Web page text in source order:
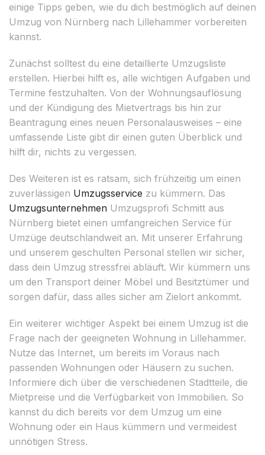
einige Tipps geben, wie du dich bestmöglich auf deinen
Umzug von Nürnberg nach Lillehammer vorbereiten
kannst.
Zunächst solltest du eine detaillierte Umzugsliste
erstellen. Hierbei hilft es, alle wichtigen Aufgaben und
Termine festzuhalten. Von der Wohnungsauflösung
und der Kündigung des Mietvertrags bis hin zur
Beantragung eines neuen Personalausweises – eine
umfassende Liste gibt dir einen guten Überblick und
hilft dir, nichts zu vergessen.
Des Weiteren ist es ratsam, sich frühzeitig um einen
zuverlässigen Umzugsservice zu kümmern. Das
Umzugsunternehmen Umzugsprofi Schmitt aus
Nürnberg bietet einen umfangreichen Service für
Umzüge deutschlandweit an. Mit unserer Erfahrung
und unserem geschulten Personal stellen wir sicher,
dass dein Umzug stressfrei abläuft. Wir kümmern uns
um den Transport deiner Möbel und Besitztümer und
sorgen dafür, dass alles sicher am Zielort ankommt.
Ein weiterer wichtiger Aspekt bei einem Umzug ist die
Frage nach der geeigneten Wohnung in Lillehammer.
Nutze das Internet, um bereits im Voraus nach
passenden Wohnungen oder Häusern zu suchen.
Informiere dich über die verschiedenen Stadtteile, die
Mietpreise und die Verfügbarkeit von Immobilien. So
kannst du dich bereits vor dem Umzug um eine
Wohnung oder ein Haus kümmern und vermeidest
unnötigen Stress.